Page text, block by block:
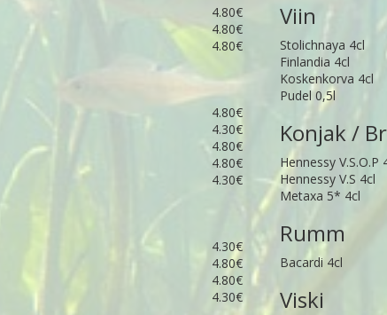
4.80€
4.80€
4.80€
4.80€
4.30€
4.80€
4.80€
4.30€
4.30€
4.80€
4.80€
4.30€
Viin
Stolichnaya 4cl
Finlandia 4cl
Koskenkorva 4cl
Pudel 0,5l
Konjak /
Hennessy V.S.O.P
Hennessy V.S 4cl
Metaxa 5* 4cl
Rumm
Bacardi 4cl
Viski